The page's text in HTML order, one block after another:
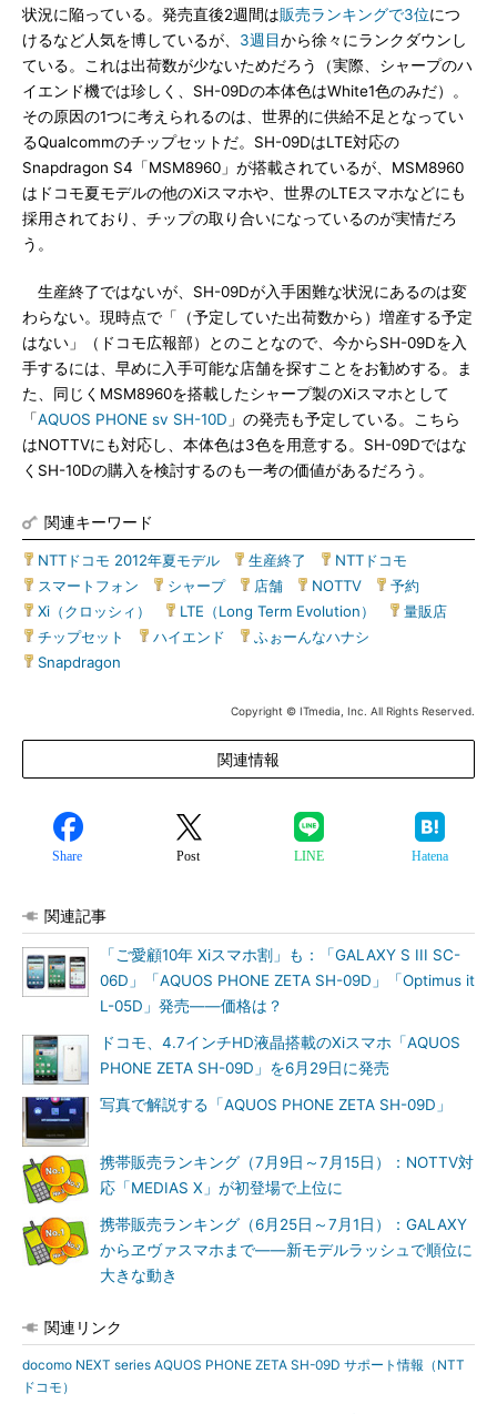
状況に陥っている。発売直後2週間は販売ランキングで3位につ
けるなど人気を博しているが、 3週目から徐々にランクダウンし
ている。これは出荷数が少ないためだろう（実際、シャープのハ
イエンド機では珍しく、SH-09Dの本体色はWhite1色のみだ）。
その原因の1つに考えられるのは、世界的に供給不足となってい
るQualcommのチップセットだ。SH-09DはLTE対応の
Snapdragon S4「MSM8960」が搭載されているが、MSM8960
はドコモ夏モデルの他のXiスマホや、世界のLTEスマホなどにも
採用されており、チップの取り合いになっているのが実情だろ
う。
生産終了ではないが、SH-09Dが入手困難な状況にあるのは変
わらない。現時点で「（予定していた出荷数から）増産する予定
はない」（ドコモ広報部）とのことなので、今からSH-09Dを入
手するには、早めに入手可能な店舗を探すことをお勧めする。ま
た、同じくMSM8960を搭載したシャープ製のXiスマホとして
「AQUOS PHONE sv SH-10D 」の発売も予定している。こちら
はNOTTVにも対応し、本体色は3色を用意する。SH-09Dではな
くSH-10Dの購入を検討するのも一考の価値があるだろう。
関連キーワード
NTTドコモ 2012年夏モデル 生産終了 NTTドコモ
スマートフォン
シャープ| 店舗 NOTTV 予約
Xi（クロッシィ）
LTE（Long Term Evolution） 量販店
チップセット
ハイエンド ふぉーんなハナシ
Snapdragon
Copyright © ITmedia, Inc. All Rights Reserved.
関連情報
Share Post LINE Hatena
関連記事
「ご愛顧10年 Xiスマホ割」も：「GALAXY S III SC-
06D」「AQUOS PHONE ZETA SH-09D」「Optimus it
L-05D」発売――価格は？
ドコモ、4.7インチHD液晶搭載のXiスマホ「AQUOS
PHONE ZETA SH-09D」を6月29日に発売
写真で解説する「AQUOS PHONE ZETA SH-09D」
携帯販売ランキング（7月9日～7月15日）：NOTTV対
応「MEDIAS X」が初登場で上位に
携帯販売ランキング（6月25日～7月1日）：GALAXY
からヱヴァスマホまで――新モデルラッシュで順位に
大きな動き
関連リンク
docomo NEXT series AQUOS PHONE ZETA SH-09D サポート情報（NTT
ドコモ）